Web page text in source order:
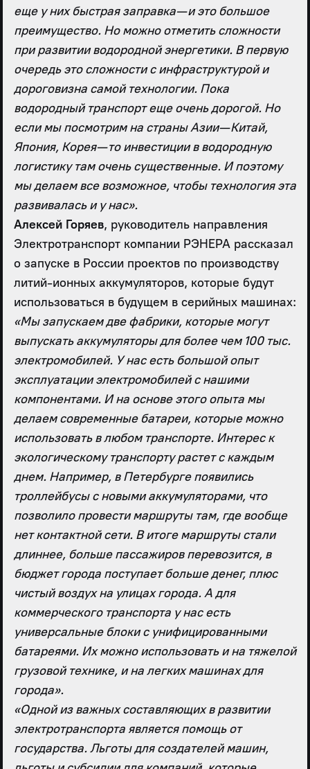
еще у них быстрая заправка — и это большое
преимущество. Но можно отметить сложности
при развитии водородной энергетики. В первую
очередь это сложности с инфраструктурой и
дороговизна самой технологии. Пока
водородный транспорт еще очень дорогой. Но
если мы посмотрим на страны Азии — Китай,
Япония, Корея — то инвестиции в водородную
логистику там очень существенные. И поэтому
мы делаем все возможное, чтобы технология эта
развивалась и у нас».
Алексей Горяев, руководитель направления
Электротранспорт компании РЭНЕРА рассказал
о запуске в России проектов по производству
литий-ионных аккумуляторов, которые будут
использоваться в будущем в серийных машинах:
«Мы запускаем две фабрики, которые могут
выпускать аккумуляторы для более чем 100 тыс.
электромобилей. У нас есть большой опыт
эксплуатации электромобилей с нашими
компонентами. И на основе этого опыта мы
делаем современные батареи, которые можно
использовать в любом транспорте. Интерес к
экологическому транспорту растет с каждым
днем. Например, в Петербурге появились
троллейбусы с новыми аккумуляторами, что
позволило провести маршруты там, где вообще
нет контактной сети. В итоге маршруты стали
длиннее, больше пассажиров перевозится, в
бюджет города поступает больше денег, плюс
чистый воздух на улицах города. А для
коммерческого транспорта у нас есть
универсальные блоки с унифицированными
батареями. Их можно использовать и на тяжелой
грузовой технике, и на легких машинах для
города».
«Одной из важных составляющих в развитии
электротранспорта является помощь от
государства. Льготы для создателей машин,